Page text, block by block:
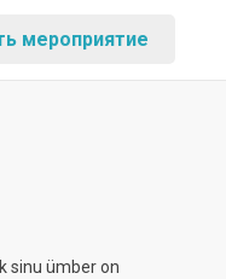
мероприятие
sinu ümber on